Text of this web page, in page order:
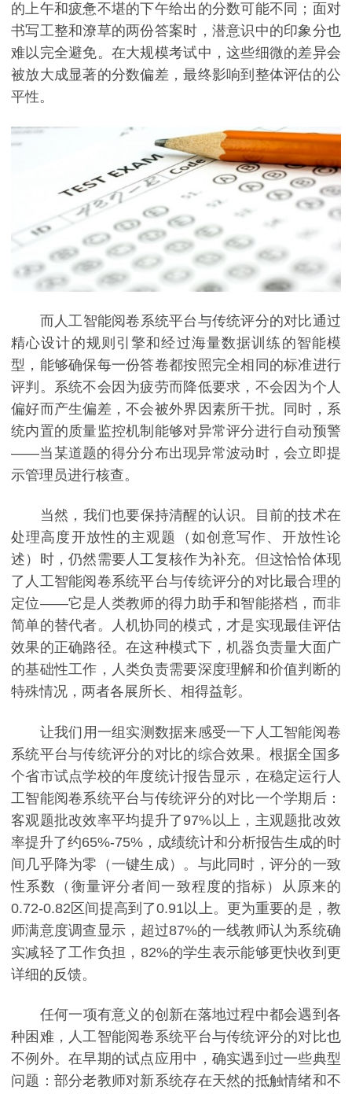
的上午和疲惫不堪的下午给出的分数可能不同；面对
书写工整和潦草的两份答案时，潜意识中的印象分也
难以完全避免。在大规模考试中，这些细微的差异会
被放大成显著的分数偏差，最终影响到整体评估的公
平性。
而人工智能阅卷系统平台与传统评分的对比通过
精心设计的规则引擎和经过海量数据训练的智能模
型，能够确保每一份答卷都按照完全相同的标准进行
评判。系统不会因为疲劳而降低要求，不会因为个人
偏好而产生偏差，不会被外界因素所干扰。同时，系
统内置的质量监控机制能够对异常评分进行自动预警
——当某道题的得分分布出现异常波动时，会立即提
示管理员进行核查。
当然，我们也要保持清醒的认识。目前的技术在
处理高度开放性的主观题（如创意写作、开放性论
述）时，仍然需要人工复核作为补充。但这恰恰体现
了人工智能阅卷系统平台与传统评分的对比最合理的
定位——它是人类教师的得力助手和智能搭档，而非
简单的替代者。人机协同的模式，才是实现最佳评估
效果的正确路径。在这种模式下，机器负责量大面广
的基础性工作，人类负责需要深度理解和价值判断的
特殊情况，两者各展所长、相得益彰。
让我们用一组实测数据来感受一下人工智能阅卷
系统平台与传统评分的对比的综合效果。根据全国多
个省市试点学校的年度统计报告显示，在稳定运行人
工智能阅卷系统平台与传统评分的对比一个学期后：
客观题批改效率平均提升了97%以上，主观题批改效
率提升了约65%-75%，成绩统计和分析报告生成的时
间几乎降为零（一键生成）。与此同时，评分的一致
性系数（衡量评分者间一致程度的指标）从原来的
0.72-0.82区间提高到了0.91以上。更为重要的是，教
师满意度调查显示，超过87%的一线教师认为系统确
实减轻了工作负担，82%的学生表示能够更快收到更
详细的反馈。
任何一项有意义的创新在落地过程中都会遇到各
种困难，人工智能阅卷系统平台与传统评分的对比也
不例外。在早期的试点应用中，确实遇到过一些典型
问题：部分老教师对新系统存在天然的抵触情绪和不